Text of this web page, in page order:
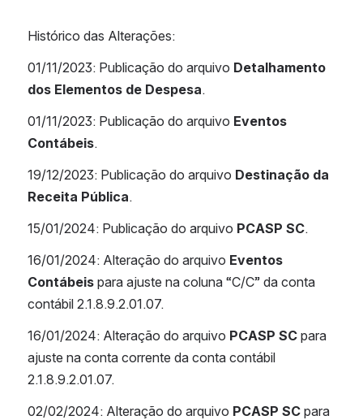
Histórico das Alterações:
01/11/2023: Publicação do arquivo Detalhamento
dos Elementos de Despesa.
01/11/2023: Publicação do arquivo Eventos
Contábeis.
19/12/2023: Publicação do arquivo Destinação da
Receita Pública.
15/01/2024: Publicação do arquivo PCASP SC.
16/01/2024: Alteração do arquivo Eventos
Contábeis para ajuste na coluna “C/C” da conta
contábil 2.1.8.9.2.01.07.
16/01/2024: Alteração do arquivo PCASP SC para
ajuste na conta corrente da conta contábil
2.1.8.9.2.01.07.
02/02/2024: Alteração do arquivo PCASP SC para